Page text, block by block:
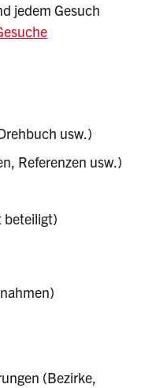
jedem Gesuch
usw.)
Referenzen usw.)
beteiligt)
(Bezirke,